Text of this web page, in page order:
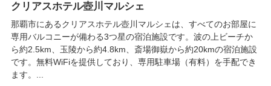
クリアスホテル壺川マルシェ
那覇市にあるクリアスホテル壺川マルシェは、すべてのお部屋に
専用バルコニーが備わる3つ星の宿泊施設です。波の上ビーチか
ら約2.5km、玉陵から約4.8km、斎場御嶽から約20kmの宿泊施設
です。無料WiFiを提供しており、専用駐車場（有料）を手配でき
ます。...